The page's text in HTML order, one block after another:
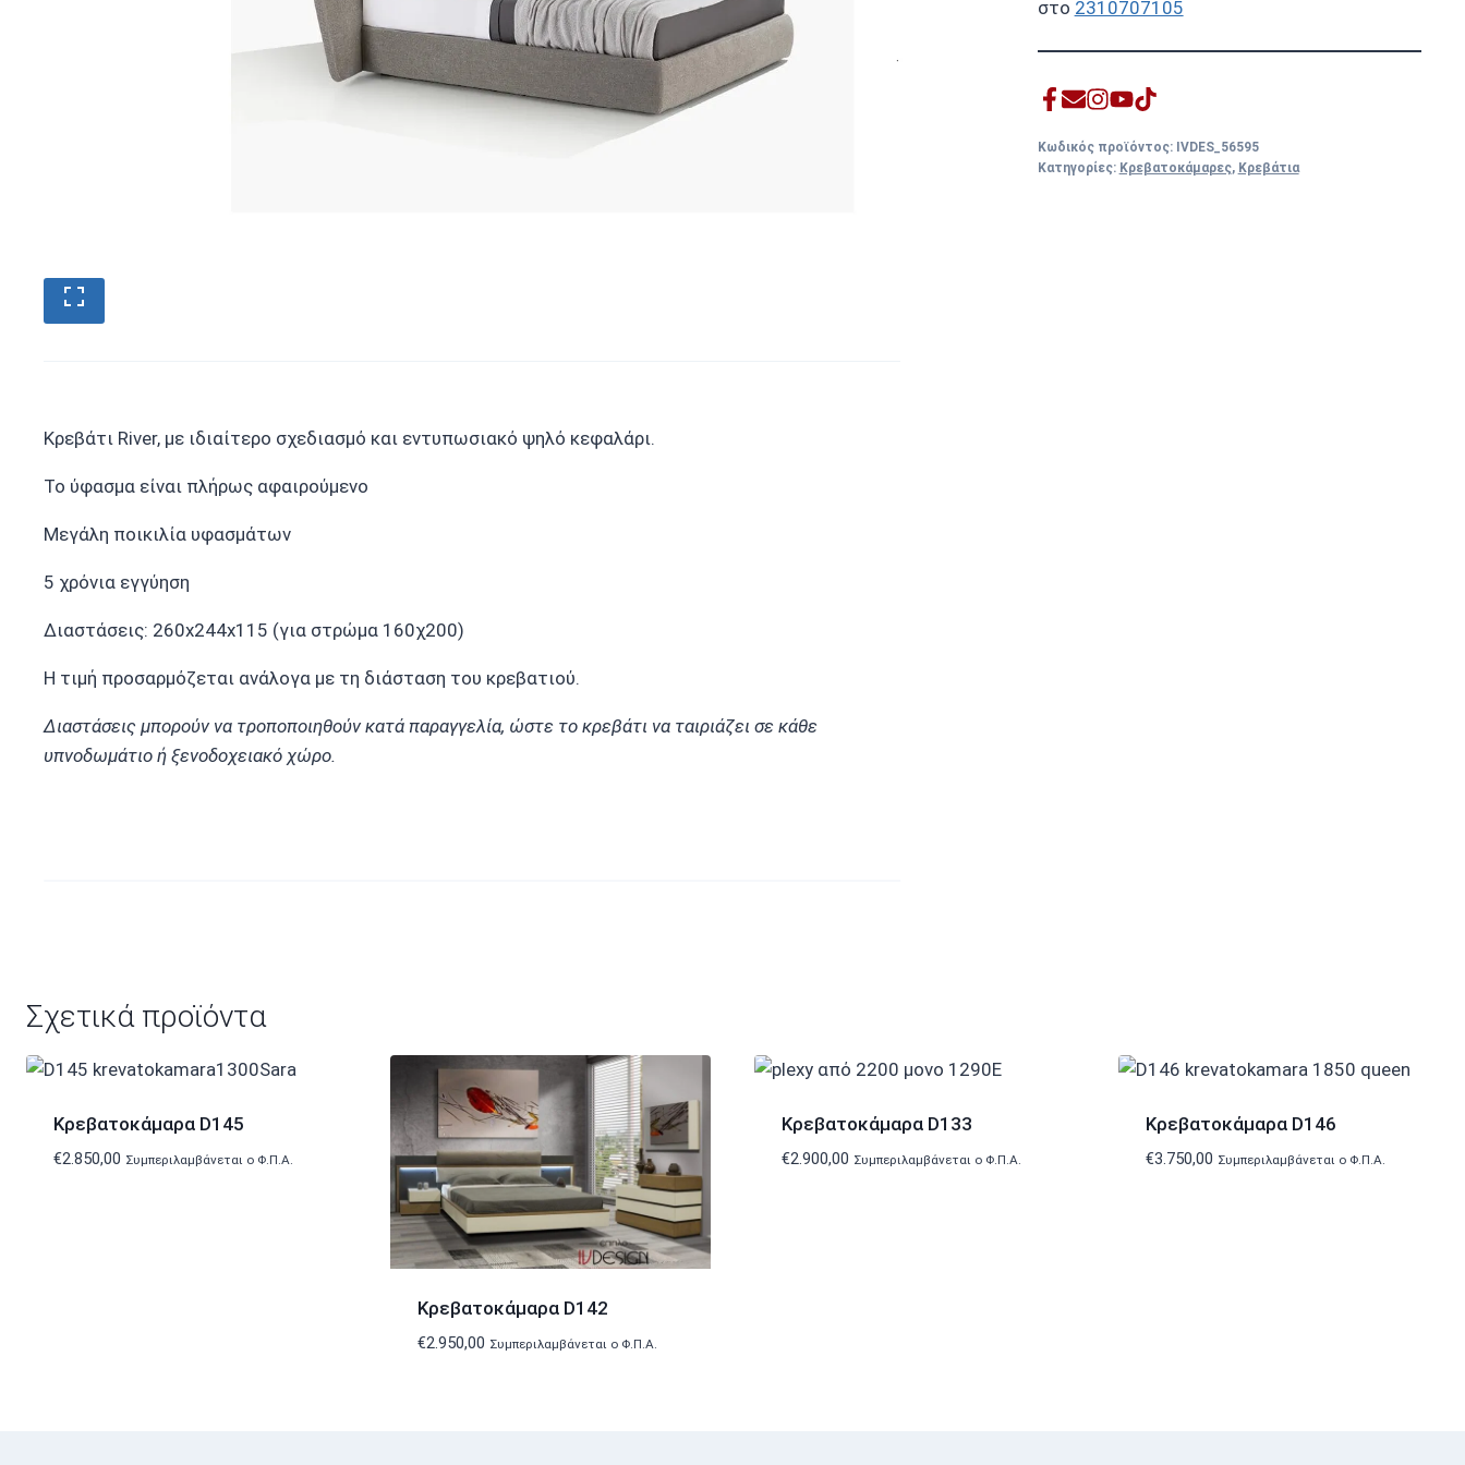
Κρεβάτι River, με ιδιαίτερο σχεδιασμό και εντυπωσιακό ψηλό κεφαλάρι.
Το ύφασμα είναι πλήρως αφαιρούμενο
Μεγάλη ποικιλία υφασμάτων
5 χρόνια εγγύηση
Διαστάσεις: 260x244x115 (για στρώμα 160χ200)
Η τιμή προσαρμόζεται ανάλογα με τη διάσταση του κρεβατιού.
Διαστάσεις μπορούν να τροποποιηθούν κατά παραγγελία, ώστε το κρεβάτι να ταιριάζει σε κάθε
υπνοδωμάτιο ή ξενοδοχειακό χώρο.
στο 2310707105
Κωδικός προϊόντος: IVDES_56595
Κατηγορίες: Κρεβατοκάμαρες, Κρεβάτια
Σχετικά προϊόντα
Κρεβατοκάμαρα D145
€2.850,00 Συμπεριλαμβάνεται ο Φ.Π.Α.
Κρεβατοκάμαρα D142
€2.950,00 Συμπεριλαμβάνεται ο Φ.Π.Α.
Κρεβατοκάμαρα D133
€2.900,00 Συμπεριλαμβάνεται ο Φ.Π.Α.
Κρεβατοκάμαρα D146
€3.750,00 Συμπεριλαμβάνεται ο Φ.Π.Α.